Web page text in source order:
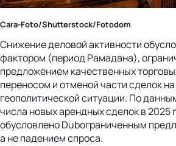
Cara-Foto/Shutterstock/Fotodom
Снижение деловой активности
фактором (период Рамадана),
предложением качественных
переносом и отменой части сделок
геополитической ситуации. По
числа новых арендных сделок в 2025
обусловлено Dubограниченным
а не падением спроса.